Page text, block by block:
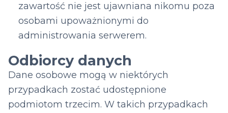
zawartość nie jest ujawniana nikomu poza
osobami upoważnionymi do
administrowania serwerem.
Odbiorcy danych
Dane osobowe mogą w niektórych
przypadkach zostać udostępnione
podmiotom trzecim. W takich przypadkach